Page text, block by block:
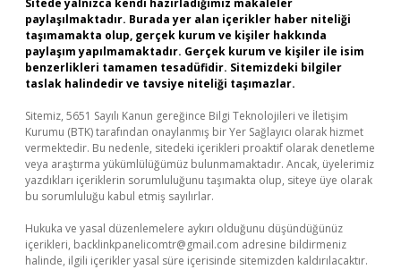
Sitede yalnızca kendi hazırladığımız makaleler
paylaşılmaktadır. Burada yer alan içerikler haber niteliği
taşımamakta olup, gerçek kurum ve kişiler hakkında
paylaşım yapılmamaktadır. Gerçek kurum ve kişiler ile isim
benzerlikleri tamamen tesadüfidir. Sitemizdeki bilgiler
taslak halindedir ve tavsiye niteliği taşımazlar.
Sitemiz, 5651 Sayılı Kanun gereğince Bilgi Teknolojileri ve İletişim
Kurumu (BTK) tarafından onaylanmış bir Yer Sağlayıcı olarak hizmet
vermektedir. Bu nedenle, sitedeki içerikleri proaktif olarak denetleme
veya araştırma yükümlülüğümüz bulunmamaktadır. Ancak, üyelerimiz
yazdıkları içeriklerin sorumluluğunu taşımakta olup, siteye üye olarak
bu sorumluluğu kabul etmiş sayılırlar.
Hukuka ve yasal düzenlemelere aykırı olduğunu düşündüğünüz
içerikleri, backlinkpanelicomtr@gmail.com adresine bildirmeniz
halinde, ilgili içerikler yasal süre içerisinde sitemizden kaldırılacaktır.